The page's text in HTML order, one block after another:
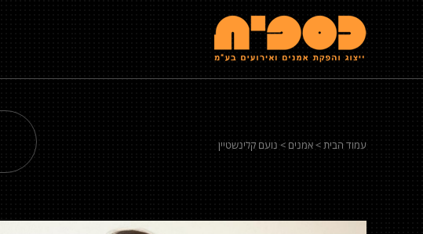
עמוד הבית>אמנים > נועם קלינשטיין